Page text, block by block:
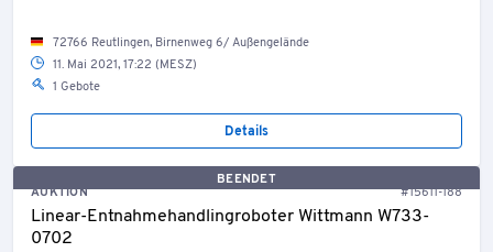
72766 Reutlingen, Birnenweg 6/ Außengelände
11. Mai 2021, 17:22 (MESZ)
1 Gebote
Details
BEENDET
AUKTION
#15611-188
Linear-Entnahmehandlingroboter Wittmann W733-
0702